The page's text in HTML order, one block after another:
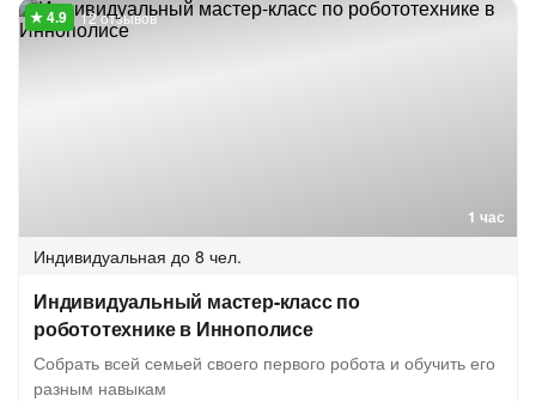
1 час
12 отзывов
Индивидуальная до 8 чел.
Индивидуальный мастер-класс по
робототехнике в Иннополисе
Собрать всей семьей своего первого робота и обучить его
разным навыкам